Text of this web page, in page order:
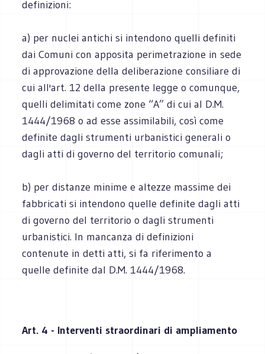
definizioni:
a) per nuclei antichi si intendono quelli definiti
dai Comuni con apposita perimetrazione in sede
di approvazione della deliberazione consiliare di
cui all'art. 12 della presente legge o comunque,
quelli delimitati come zone “A” di cui al D.M.
1444/1968 o ad esse assimilabili, così come
definite dagli strumenti urbanistici generali o
dagli atti di governo del territorio comunali;
b) per distanze minime e altezze massime dei
fabbricati si intendono quelle definite dagli atti
di governo del territorio o dagli strumenti
urbanistici. In mancanza di definizioni
contenute in detti atti, si fa riferimento a
quelle definite dal D.M. 1444/1968.
Art. 4 - Interventi straordinari di ampliamento